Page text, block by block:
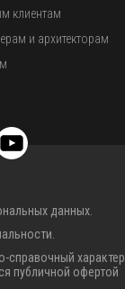
клиентам
и архитекторам
данных.
справочный характер
публичной офертой